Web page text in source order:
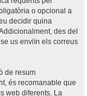
o opcional a
decidir quina
des del
us enviïn els correus
de resum
és recomanable que
web diferents. La